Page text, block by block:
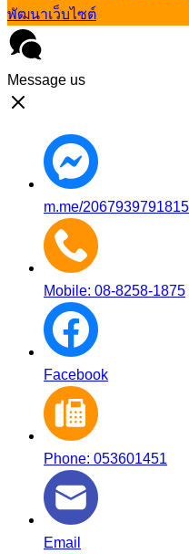
พัฒนาเว็บไซต์
Message us
m.me/
Mobile: 08-8258-1875
Facebook
Phone: 053601451
Email